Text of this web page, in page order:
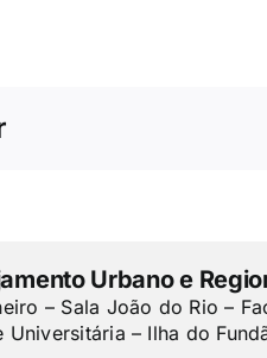
Urbano e
– Sala João do Rio –
– Ilha do